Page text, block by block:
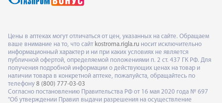
Цены в аптеках могут отличаться от цен, указанных на сайте. Обращаем
ваше внимание на то, что сайт kostroma.rigla.ru носит исключительно
информационный характер и ни при каких условиях не является
публичной офертой, определяемой положениями п. 2 ст. 437 ГК РФ. Для
получения подробной информации о действующих ценах на товар и
наличии товара в конкретной аптеке, пожалуйста, обращайтесь по
телефону 8 (800) 777-03-03
Согласно постановлению Правительства РФ от 16 мая 2020 года № 697
"Об утверждении Правил выдачи разрешения на осуществление